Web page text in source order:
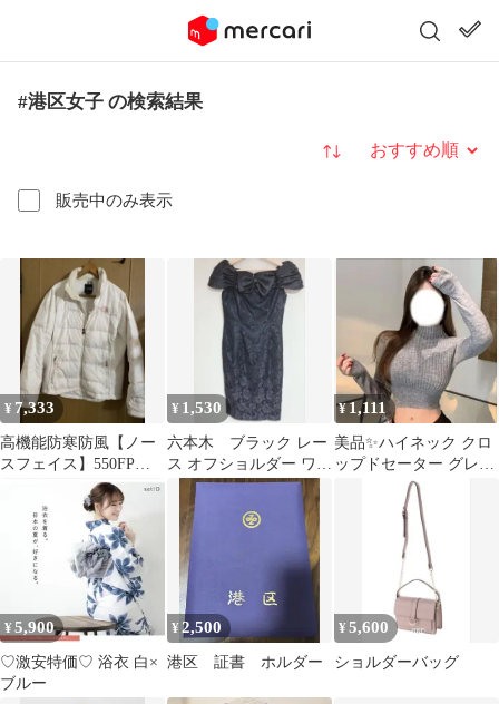
#港区女子 の検索結果
販売中のみ表示
並び替え
¥ 7,333
高機能防寒防風【ノー
スフェイス】550FP極
暖裏起毛もこもこ暖か
雪対応アウトドア
¥ 1,530
六本木 ブラック レー
ス オフショルダー ワン
ピース 港区
¥1,111
美品✨ハイネック クロ
ップドセーター グレー
港区女子 ラウンジ系
¥5,900
♡激安特価♡ 浴衣 白×
ブルー
¥2,500
港区 証書 ホルダー
¥5,600
ショルダーバッグ